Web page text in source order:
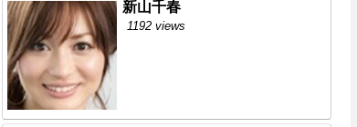
新山千春
1192 views